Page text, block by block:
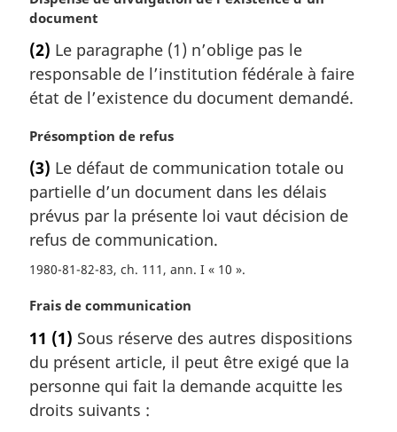
o
e
m
a
g
n
a
l
:
document
(2) Le paragraphe (1) n’oblige pas le
responsable de l’institution fédérale à faire
état de l’existence du document demandé.
N
t
e
m
a
g
n
a
l
e
:
Présomption de refus
(3) Le défaut de communication totale ou
partielle d’un document dans les délais
prévus par la présente loi vaut décision de
refus de communication.
1980-81-82-83, ch. 111, ann. I « 10 »
N
t
e
m
a
r
Frais de communication
11 (1) Sous réserve des autres dispositions
du présent article, il peut être exigé que la
personne qui fait la demande acquitte les
droits suivants :